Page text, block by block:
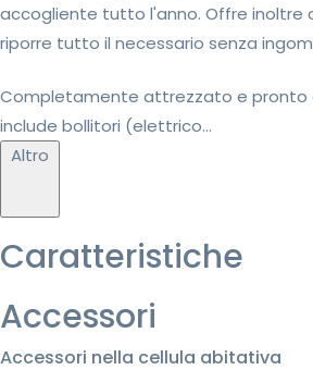
accogliente tutto l'anno. Offre inoltre
riporre tutto il necessario senza
Completamente attrezzato e pronto
include bollitori (elettrico...
Altro
Caratteristiche
Accessori
Accessori nella cellula abitativa